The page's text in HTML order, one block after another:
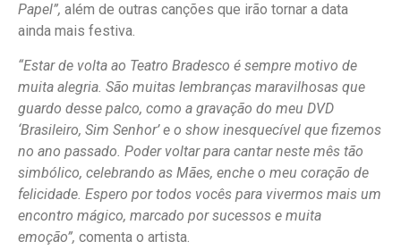
Papel”, além de outras canções que irão tornar a data
ainda mais festiva.
“Estar de volta ao Teatro Bradesco é sempre motivo de
muita alegria. São muitas lembranças maravilhosas que
guardo desse palco, como a gravação do meu DVD
‘Brasileiro, Sim Senhor’ e o show inesquecível que fizemos
no ano passado. Poder voltar para cantar neste mês tão
simbólico, celebrando as Mães, enche o meu coração de
felicidade. Espero por todos vocês para vivermos mais um
encontro mágico, marcado por sucessos e muita
emoção”, comenta o artista.